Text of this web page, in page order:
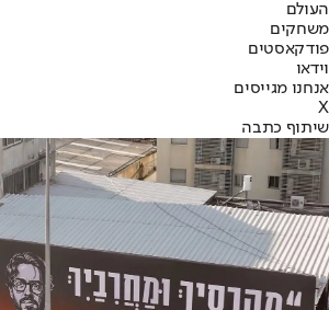
העולם
משחקים
פודקאסטים
וידאו
אנחנו מגייסים
X
שיתוף כתבה